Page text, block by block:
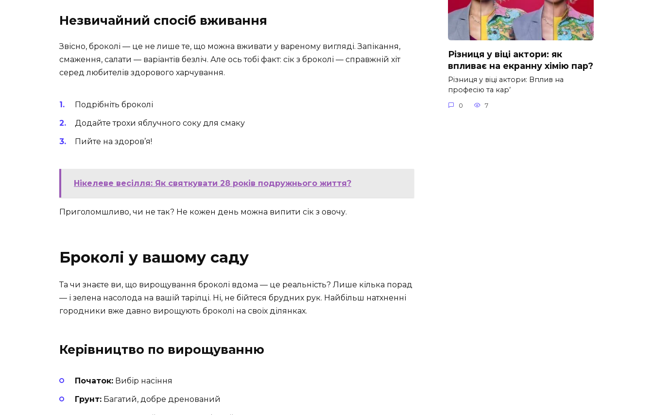
Незвичайний спосіб вживання
Звісно, броколі — це не лише те, що можна вживати у вареному вигляді. Запікання,
смаження, салати — варіантів безліч. Але ось тобі факт: сік з броколі — справжній хіт
серед любителів здорового харчування.
Подрібніть броколі
Додайте трохи яблучного соку для смаку
Пийте на здоров’я!
Нікелеве весілля: Як святкувати 28 років подружнього життя?
Приголомшливо, чи не так? Не кожен день можна випити сік з овочу.
Броколі у вашому саду
Та чи знаєте ви, що вирощування броколі вдома — це реальність? Лише кілька порад
— і зелена насолода на вашій тарілці. Ні, не бійтеся брудних рук. Найбільш натхненні
городники вже давно вирощують броколі на своїх ділянках.
Керівництво по вирощуванню
Початок: Вибір насіння
Грунт: Багатий, добре дренований
Різниця у віці актори: як
впливає на екранну хімію пар?
Різниця у віці актори: Вплив на
професію та кар’
0 7